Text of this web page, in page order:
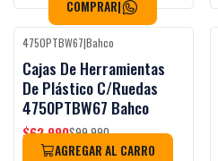
COMPRAR|
-37%OFF
4750PTBW67|Bahco
Cajas De Herramientas
De Plástico C/Ruedas
4750PTBW67 Bahco
$62.990$99.990
AGREGAR AL CARRO